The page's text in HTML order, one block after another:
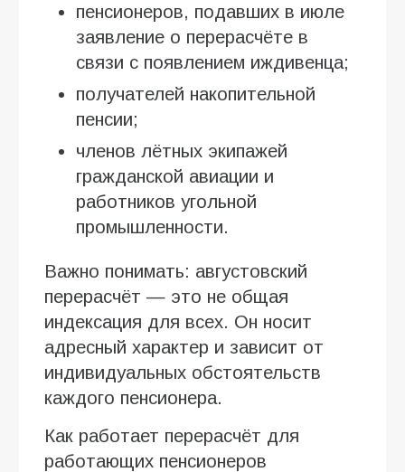
пенсионеров, подавших в июле
заявление о перерасчёте в
связи с появлением иждивенца;
получателей накопительной
пенсии;
членов лётных экипажей
гражданской авиации и
работников угольной
промышленности.
Важно понимать: августовский
перерасчёт — это не общая
индексация для всех. Он носит
адресный характер и зависит от
индивидуальных обстоятельств
каждого пенсионера.
Как работает перерасчёт для
работающих пенсионеров